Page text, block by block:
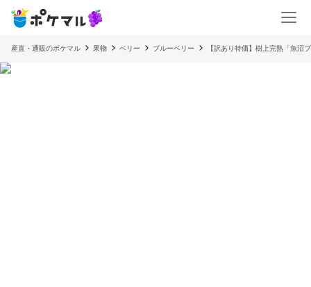
産直・通販のポケマル 果物 ベリー ブルーベリー 【訳あり特価】樹上完熟「魚沼